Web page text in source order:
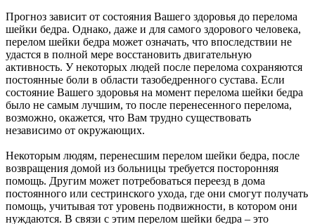
Прогноз зависит от состояния Вашего здоровья до перелома
шейки бедра. Однако, даже и для самого здорового человека,
перелом шейки бедра может означать, что впоследствии не
удастся в полной мере восстановить двигательную
активность. У некоторых людей после перелома сохраняются
постоянные боли в области тазобедренного сустава. Если
состояние Вашего здоровья на момент перелома шейки бедра
было не самым лучшим, то после перенесенного перелома,
возможно, окажется, что Вам трудно существовать
независимо от окружающих.
Некоторым людям, перенесшим перелом шейки бедра, после
возвращения домой из больницы требуется посторонняя
помощь. Другим может потребоваться переезд в дома
постоянного или сестринского ухода, где они смогут получать
помощь, учитывая тот уровень подвижности, в котором они
нуждаются. В связи с этим перелом шейки бедра – это